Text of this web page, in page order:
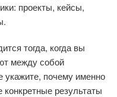
проекты, кейсы,
тогда, когда вы
между собой
укажите, почему именно
результаты